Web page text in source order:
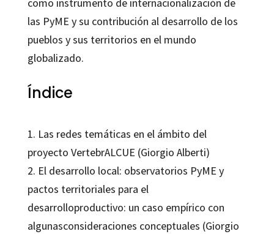
como instrumento de internacionalización de
las PyME y su contribución al desarrollo de los
pueblos y sus territorios en el mundo
globalizado.
Índice
1. Las redes temáticas en el ámbito del
proyecto VertebrALCUE (Giorgio Alberti)
2. El desarrollo local: observatorios PyME y
pactos territoriales para el
desarrolloproductivo: un caso empírico con
algunasconsideraciones conceptuales (Giorgio